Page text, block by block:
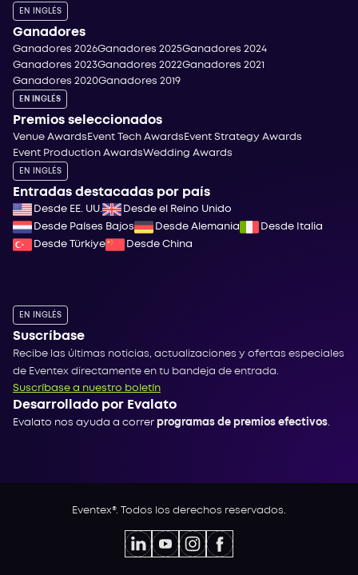
EN INGLÉS
Ganadores
Ganadores 2026Ganadores 2025Ganadores 2024
Ganadores 2023Ganadores 2022Ganadores 2021
Ganadores 2020Ganadores 2019
EN INGLÉS
Premios seleccionados
Venue Awards Event Tech Awards Event Strategy Awards
Event Production AwardsWedding Awards
EN INGLÉS
Entradas destacadas por país
Desde EE. UU.
Desde el Reino Unido
Desde Países Bajos
Desde Alemania
Desde Italia
Desde Türkiye
Desde China
EN INGLÉS
Suscríbase
Recibe las últimas noticias, actualizaciones y ofertas especiales
de Eventex directamente en tu bandeja de entrada.
Suscríbase a nuestro boletín
Desarrollado por Evalato
Evalato nos ayuda a correr programas de premios efectivos
Eventex®. Todos los derechos reservados.